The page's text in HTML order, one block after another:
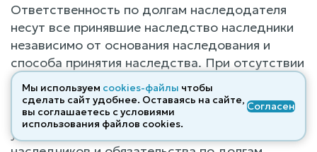
Ответственность по долгам наследодателя
несут все принявшие наследство наследники
независимо от основания наследования и
способа принятия наследства. При отсутствии
или недостаточности наследственного
имущества требования кредиторов по
обязательствам наследодателя не подлежат
удовлетворению за счет имущества
Мы используем cookies-файлы чтобы
сделать сайт удобнее. Оставаясь на сайте,
вы соглашаетесь с условиями
использования файлов cооkies.
Согласен